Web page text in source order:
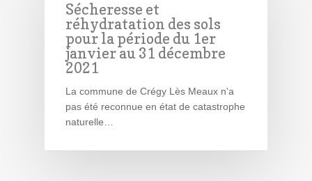
Sécheresse et
réhydratation des sols
pour la période du 1er
janvier au 31 décembre
2021
La commune de Crégy Lès Meaux n'a
pas été reconnue en état de catastrophe
naturelle…